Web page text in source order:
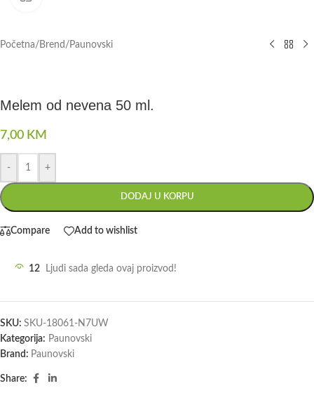
Početna/Brend /Paunovski
Melem od nevena 50 ml.
7,00 KM
- +
DODAJ U KORPU
Compare Add to wishlist
12 Ljudi sada gleda ovaj proizvod!
SKU: SKU-18061-N7UW
Kategorija: Paunovski
Brand: Paunovski
Share: